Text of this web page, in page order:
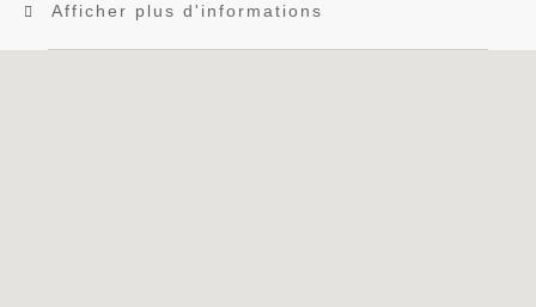
Afficher plus d'informations